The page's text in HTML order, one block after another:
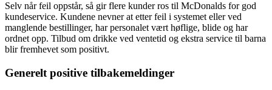
Selv når feil oppstår, så gir flere kunder ros til McDonalds for god
kundeservice. Kundene nevner at etter feil i systemet eller ved
manglende bestillinger, har personalet vært høflige, blide og har
ordnet opp. Tilbud om drikke ved ventetid og ekstra service til barna
blir fremhevet som positivt.
Generelt positive tilbakemeldinger